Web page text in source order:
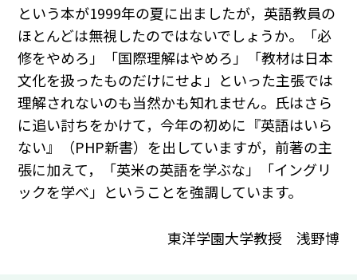
という本が1999年の夏に出ましたが，英語教員の
ほとんどは無視したのではないでしょうか。「必
修をやめろ」「国際理解はやめろ」「教材は日本
文化を扱ったものだけにせよ」といった主張では
理解されないのも当然かも知れません。氏はさら
に追い討ちをかけて，今年の初めに『英語はいら
ない』（PHP新書）を出していますが，前著の主
張に加えて，「英米の英語を学ぶな」「イングリ
ックを学べ」ということを強調しています。
東洋学園大学教授 浅野博